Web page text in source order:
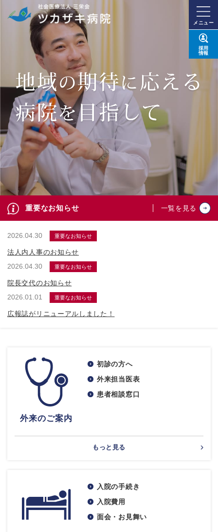
メニュー
採用
情報
重要なお知らせ 一覧を見る
2026.04.30 重要なお知らせ
法人内人事のお知らせ
2026.04.30
重要なお知らせ
院長交代のお知らせ
2026.01.01
重要なお知らせ
広報誌がリニューアルしました！
外来のご案内
初診の方へ
外来担当医表
患者相談窓口
もっと見る
入院の手続き
入院費用
面会・お見舞い